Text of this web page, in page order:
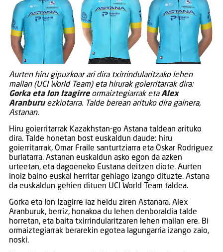
Aurten hiru gipuzkoar ari dira txirrindularitzako lehen
mailan (UCI World Team) eta hirurak goierritarrak dira:
Gorka eta Ion Izagirreormaiztegiarrak etaAlex
Aranburuezkiotarra. Talde berean arituko dira gainera,
Astanan.
Hiru goierritarrak Kazakhstan-go Astana taldean arituko
dira. Talde honetan bost euskaldun daude: hiru
goierritarrak, Omar Fraile santurtziarra eta Oskar Rodriguez
burlatarra. Astanan euskaldun asko egon da azken
urteetan, eta dagoeneko Eustana deitzen diote. Aurten
inoiz baino euskal herritar gehiago izango dituzte. Astana
da euskaldun gehien dituen UCI World Team taldea.
Gorka eta Ion Izagirre iaz heldu ziren Astanara. Alex
Aranburuk, berriz, honakoa du lehen denboraldia talde
horretan, eta baita txirrindularitzaren lehen mailan ere. Bi
ormaiztegiarrak berarekin egotea lagungarria izango zaio,
noski.